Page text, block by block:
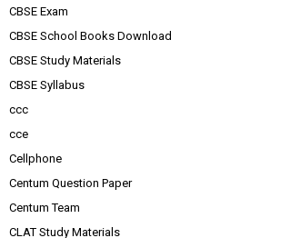
CBSE Exam
CBSE School Books Download
CBSE Study Materials
CBSE Syllabus
ccc
cce
Cellphone
Centum Question Paper
Centum Team
CLAT Study Materials